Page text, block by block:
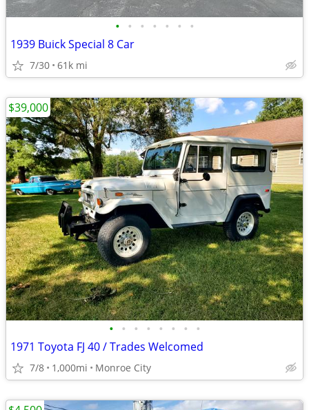
• • • • • • •
1939 Buick Special 8 Car
7/30 61k mi
• • • • • • • •
1971 Toyota FJ 40 / Trades Welcomed
7/8 1,000mi Monroe City
$39,000